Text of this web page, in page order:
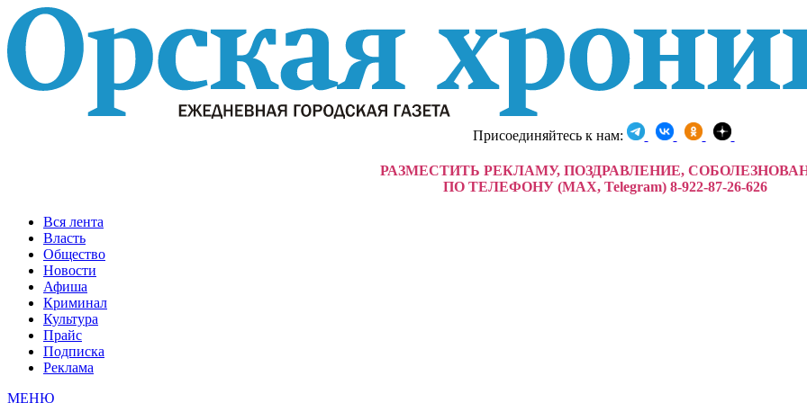
Присоединяйтесь к нам:
РАЗМЕСТИТЬ РЕКЛАМУ, ПОЗДРАВЛЕНИЕ,
ПО ТЕЛЕФОНУ (MAX, Telegram) 8-922-87-26-626
Вся лента
Власть
Общество
Новости
Афиша
Криминал
Культура
Прайс
Подписка
Реклама
МЕНЮ